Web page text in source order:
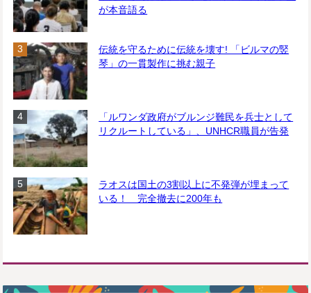
が本音語る
伝統を守るために伝統を壊す! 「ビルマの竪
琴」の一貫製作に挑む親子
「ルワンダ政府がブルンジ難民を兵士として
リクルートしている」、UNHCR職員が告発
ラオスは国土の3割以上に不発弾が埋まって
いる！ 完全撤去に200年も